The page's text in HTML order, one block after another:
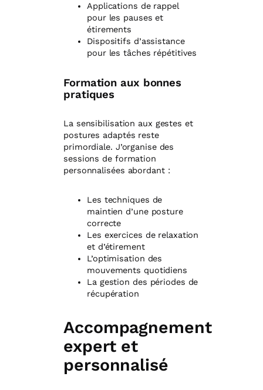
Applications de rappel
pour les pauses et
étirements
Dispositifs d’assistance
pour les tâches répétitives
Formation aux bonnes
pratiques
La sensibilisation aux gestes et
postures adaptés reste
primordiale. J’organise des
sessions de formation
personnalisées abordant :
Les techniques de
maintien d’une posture
correcte
Les exercices de relaxation
et d’étirement
L’optimisation des
mouvements quotidiens
La gestion des périodes de
récupération
Accompagnement
expert et
personnalisé